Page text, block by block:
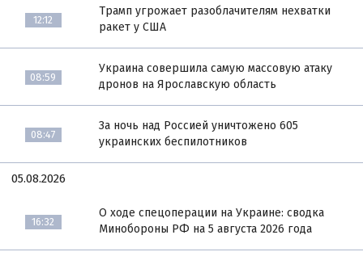
12:12
Трамп угрожает разоблачителям нехватки
ракет у США
08:59
Украина совершила самую массовую атаку
дронов на Ярославскую область
08:47
За ночь над Россией уничтожено 605
украинских беспилотников
05.08.2026
16:32
О ходе спецоперации на Украине: сводка
Минобороны РФ на 5 августа 2026 года